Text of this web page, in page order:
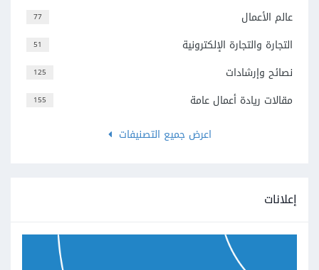
77 عالم الأعمال
51 التجارة والتجارة الإلكترونية
125 نصائح وإرشادات
155
مقالات ريادة أعمال عامة
اعرض جميع التصنيفات
إعلانات